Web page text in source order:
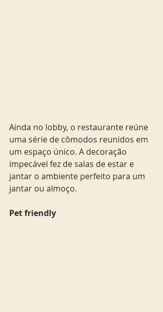
Ainda no lobby, o restaurante reúne
uma série de cômodos reunidos em
um espaço único. A decoração
impecável fez de salas de estar e
jantar o ambiente perfeito para um
jantar ou almoço.
Pet friendly